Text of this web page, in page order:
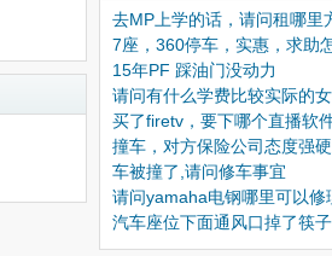
去MP上学的话，请问租哪里
7座，360停车，实惠，求助
15年PF 踩油门没动力
请问有什么学费比较实际的
买了firetv，要下哪个直播软
撞车，对方保险公司态度强
车被撞了,请问修车事宜
请问yamaha电钢哪里可以修
汽车座位下面通风口掉了筷